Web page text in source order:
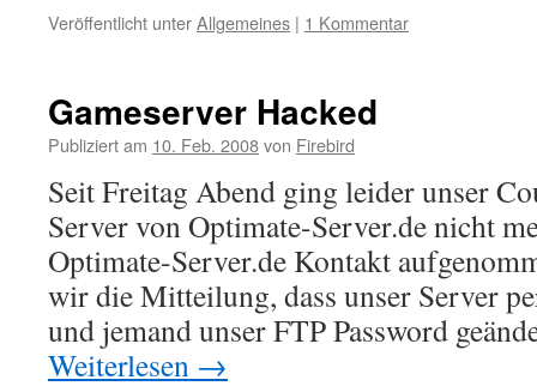
Veröffentlicht unterAllgemeines | 1 Kommentar
Gameserver Hacked
Publiziert am 10. Feb. 2008von Firebird
Seit Freitag Abend ging leider unser
Server von Optimate-Server.de nicht
Optimate-Server.de Kontakt
wir die Mitteilung, dass unser Server
und jemand unser FTP Password
Weiterlesen →